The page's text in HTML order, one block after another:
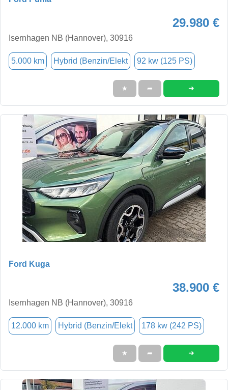
29.980 €
Isernhagen NB (Hannover), 30916
5.000 km Hybrid (Benzin/Elekt 92 kw (125 PS)
★ ➦ ➜
Ford Kuga
38.900 €
Isernhagen NB (Hannover), 30916
12.000 km Hybrid (Benzin/Elekt 178 kw (242 PS)
★ ➦ ➜